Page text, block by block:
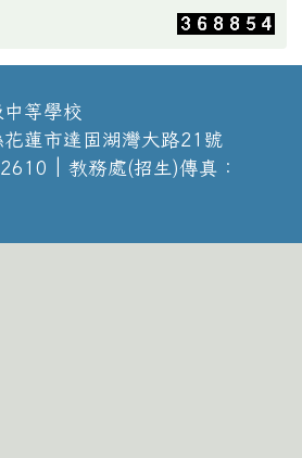
等學校
蓮市達固湖灣大路21號
教務處(招生)傳真：